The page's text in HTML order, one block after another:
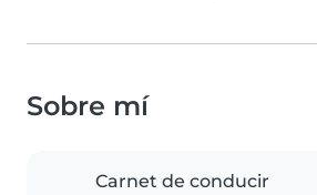
Sobre mí
Carnet de conducir